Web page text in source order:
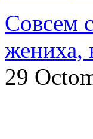
Совсем
жениха,
29